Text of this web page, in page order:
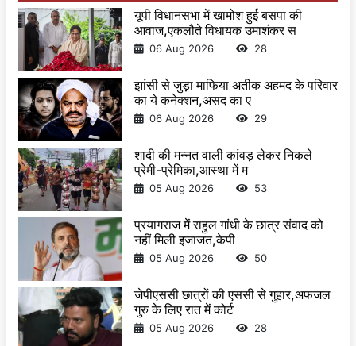
यूपी विधानसभा में खामोश हुई बसपा की
आवाज,एकलौते विधायक उमाशंकर स
06 Aug 2026 28
झांसी से जुड़ा माफिया अतीक अहमद के परिवार
का ये कनेक्शन,असद का ए
06 Aug 2026 29
शादी की मन्नत वाली कांवड़ लेकर निकले
प्रेमी-प्रेमिका,आस्था में म
05 Aug 2026 53
प्रयागराज में राहुल गांधी के छात्र संवाद को
नहीं मिली इजाजत,केपी
05 Aug 2026 50
जेपीएससी छात्रों की एससी से गुहार,अफजल
गुरु के लिए रात में कोर्ट
05 Aug 2026 28